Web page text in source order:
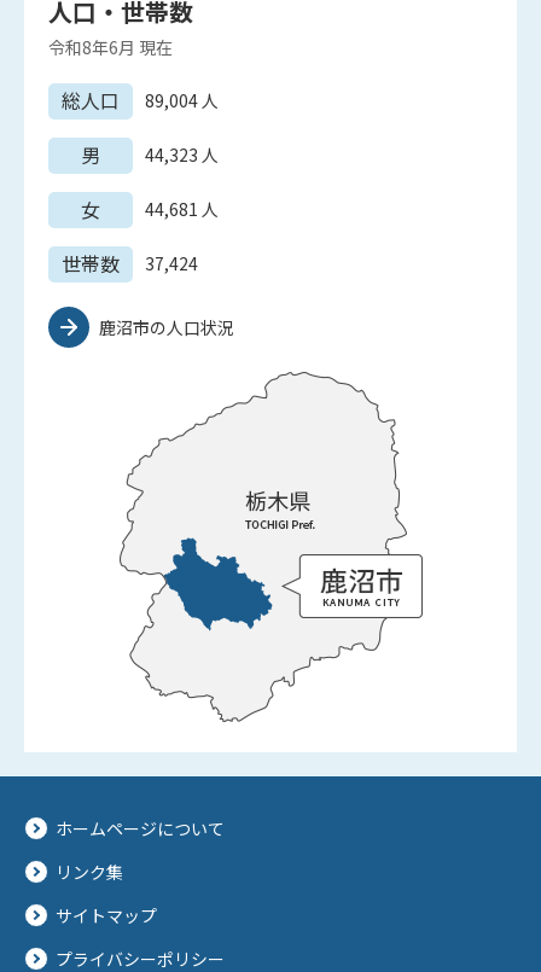
人口・世帯数
令和8年6月 現在
総人口 89,004人
男 44,323 人
女 44,681 人
世帯数 37,424
鹿沼市の人口状況
ホームページについて
リンク集
サイトマップ
プライバシーポリシー